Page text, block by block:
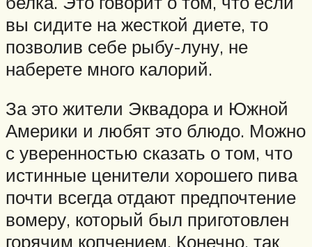
вы сидите на жесткой диете, то
позволив себе рыбу-луну, не
наберете много калорий.
За это жители Эквадора и Южной
Америки и любят это блюдо. Можно
с уверенностью сказать о том, что
истинные ценители хорошего пива
почти всегда отдают предпочтение
вомеру, который был приготовлен
горячим копчением. Конечно, так